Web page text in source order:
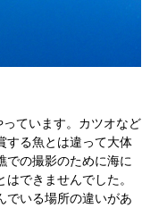
ています。カツオなど
する魚とは違って大体
での撮影のために海に
できませんでした。
でいる場所の違いがあ